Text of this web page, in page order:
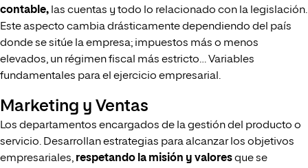
contable, las cuentas y todo lo relacionado con la legislación.
Este aspecto cambia drásticamente dependiendo del país
donde se sitúe la empresa; impuestos más o menos
elevados, un régimen fiscal más estricto… Variables
fundamentales para el ejercicio empresarial.
Marketing y Ventas
Los departamentos encargados de la gestión del producto o
servicio. Desarrollan estrategias para alcanzar los objetivos
empresariales, respetando la misión y valoresque se